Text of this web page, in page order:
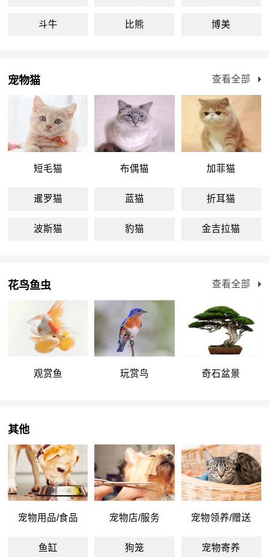
斗牛 比熊 博美
宠物猫 查看全部
短毛猫 布偶猫 加菲猫
暹罗猫 蓝猫 折耳猫
波斯猫 豹猫 金吉拉猫
花鸟鱼虫 查看全部
观赏鱼 玩赏鸟 奇石盆景
其他
宠物用品/食品 宠物店/服务 宠物领养/赠送
鱼缸 狗笼 宠物寄养